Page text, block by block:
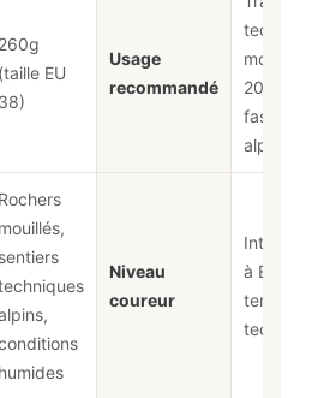
260g
(taille EU
38)
Usage
recommandé
20-
fast
alpin
Rochers
mouillés,
sentiers
humides
Niveau
coureur
à Expert
terrain